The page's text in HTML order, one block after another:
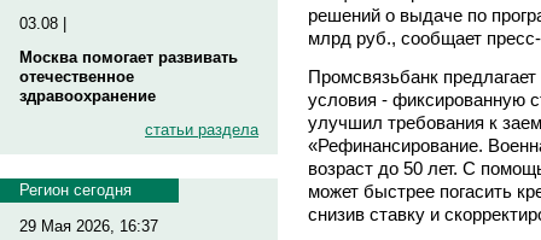
03.08 |
Москва помогает развивать
отечественное
здравоохранение
статьи раздела
Регион сегодня
29 Мая 2026, 16:37
решений о выдаче по
млрд руб., сообщает
Промсвязьбанк
условия - фиксированную
улучшил требования к
«Рефинансирование.
возраст до 50 лет. С
может быстрее погасить
снизив ставку и